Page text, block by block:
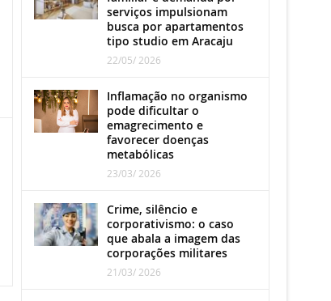
serviços impulsionam
busca por apartamentos
tipo studio em Aracaju
22/05/ 2026
Inflamação no organismo
pode dificultar o
emagrecimento e
favorecer doenças
metabólicas
23/03/ 2026
Crime, silêncio e
corporativismo: o caso
que abala a imagem das
corporações militares
21/03/ 2026